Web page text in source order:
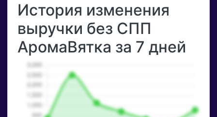
История изменения
выручки без СПП
АромаВятка за 7 дней